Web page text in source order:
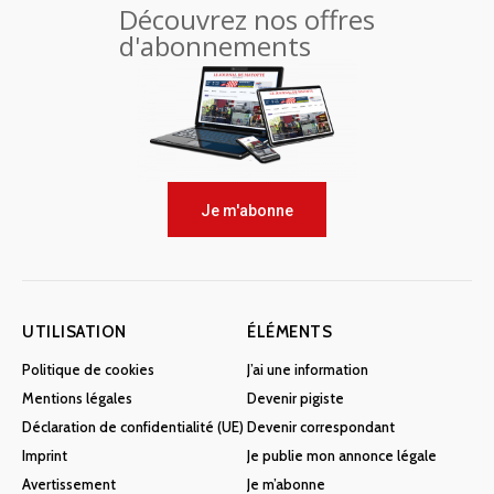
Découvrez nos offres
d'abonnements
Je m'abonne
UTILISATION
Politique de cookies
Mentions légales
Déclaration de confidentialité (UE)
Imprint
Avertissement
ÉLÉMENTS
J’ai une information
Devenir pigiste
Devenir correspondant
Je publie mon annonce légale
Je m’abonne